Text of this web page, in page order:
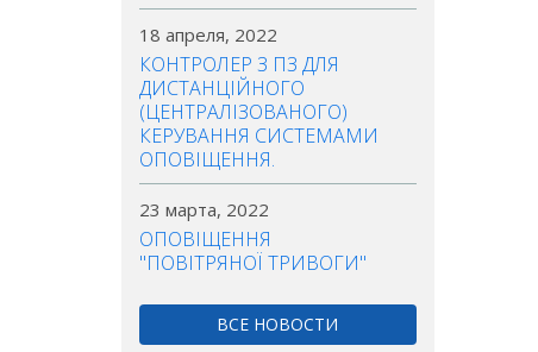
18 апреля, 2022
КОНТРОЛЕР З ПЗ ДЛЯ
ДИСТАНЦІЙНОГО
(ЦЕНТРАЛІЗОВАНОГО)
КЕРУВАННЯ СИСТЕМАМИ
ОПОВІЩЕННЯ.
23 марта, 2022
ОПОВІЩЕННЯ
"ПОВІТРЯНОЇ ТРИВОГИ"
ВСЕ НОВОСТИ